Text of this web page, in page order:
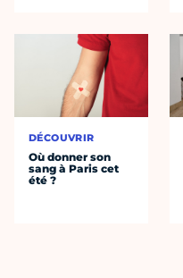
DÉCOUVRIR
Où donner son
sang à Paris cet
été ?